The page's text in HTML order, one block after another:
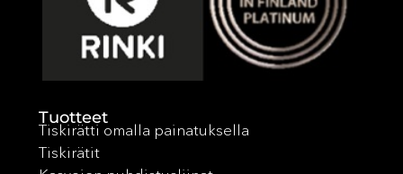
Tuotteet
Tiskirätti omalla painatuksella
Tiskirätit